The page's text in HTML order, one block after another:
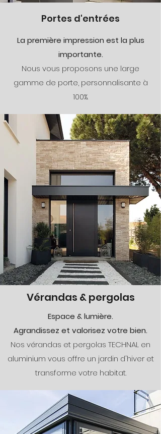
Portes d'entrées
La première impression est la plus
importante.
Nous vous proposons une large
gamme de porte, personnalisante à
100%.
Vérandas & pergolas
Espace & lumière.
Agrandissez et valorisez votre bien.
Nos vérandas et pergolas TECHNAL en
aluminium vous offre un jardin d'hiver et
transforme votre habitat.